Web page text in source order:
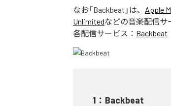
なお「Backbeat 」は、 Apple
Unlimitedなどの音楽配信サ
各配信サービス： Backbeat
1 ： Backbeat